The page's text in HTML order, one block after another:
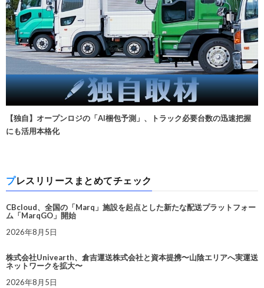
【独自】オープンロジの「AI梱包予測」、トラック必要台数の迅速把握
にも活用本格化
プレスリリースまとめてチェック
CBcloud、全国の「Marq」施設を起点とした新たな配送プラットフォー
ム「MarqGO」開始
2026年8月5日
株式会社Univearth、倉吉運送株式会社と資本提携〜山陰エリアへ実運送
ネットワークを拡大〜
2026年8月5日